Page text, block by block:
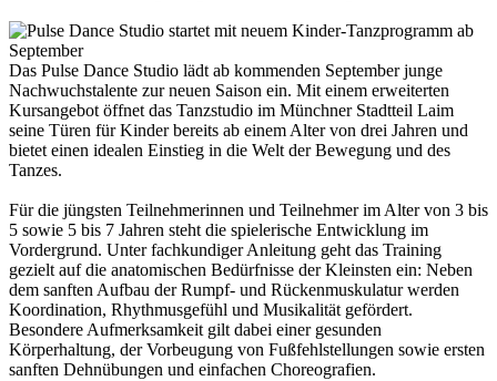
Das Pulse Dance Studio lädt ab kommenden September junge
Nachwuchstalente zur neuen Saison ein. Mit einem erweiterten
Kursangebot öffnet das Tanzstudio im Münchner Stadtteil Laim
seine Türen für Kinder bereits ab einem Alter von drei Jahren und
bietet einen idealen Einstieg in die Welt der Bewegung und des
Tanzes.
Für die jüngsten Teilnehmerinnen und Teilnehmer im Alter von 3 bis
5 sowie 5 bis 7 Jahren steht die spielerische Entwicklung im
Vordergrund. Unter fachkundiger Anleitung geht das Training
gezielt auf die anatomischen Bedürfnisse der Kleinsten ein: Neben
dem sanften Aufbau der Rumpf- und Rückenmuskulatur werden
Koordination, Rhythmusgefühl und Musikalität gefördert.
Besondere Aufmerksamkeit gilt dabei einer gesunden
Körperhaltung, der Vorbeugung von Fußfehlstellungen sowie ersten
sanften Dehnübungen und einfachen Choreografien.